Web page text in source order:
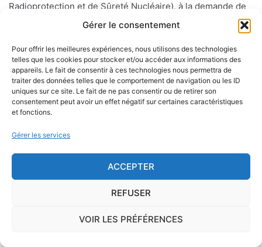
Gérer le consentement
Pour offrir les meilleures expériences, nous utilisons des technologies
telles que les cookies pour stocker et/ou accéder aux informations des
appareils. Le fait de consentir à ces technologies nous permettra de
traiter des données telles que le comportement de navigation ou les ID
uniques sur ce site. Le fait de ne pas consentir ou de retirer son
consentement peut avoir un effet négatif sur certaines caractéristiques
et fonctions.
Gérer les services
ACCEPTER
REFUSER
VOIR LES PRÉFÉRENCES
Radioprotection et de Sûreté Nucléaire), à la demande de
l'Autorité de Sûreté Nucléaire, a cartographié le territoire
potentiel 1, 2 ou 3.
Sur le long terme, ce gaz peut favoriser l'apparition du
cancer du poumon.
concentration moindre, dans les matériaux de construction
et l'eau de distribution, le radon peut s'infiltrer à l'intérieur
d'une habitation par le passage des canalisations, les vides
sanitaires, les caves, etc.
dispositifs spécifiques
généralement quelques dizaines d'euros, permettant de